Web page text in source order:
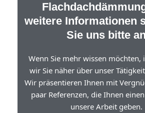
weitere Informationen
Sie uns bitte an
Wenn Sie mehr wissen möchten,
wir Sie näher über unser
Wir präsentieren Ihnen mit
paar Referenzen, die Ihnen
unsere Arbeit geben.